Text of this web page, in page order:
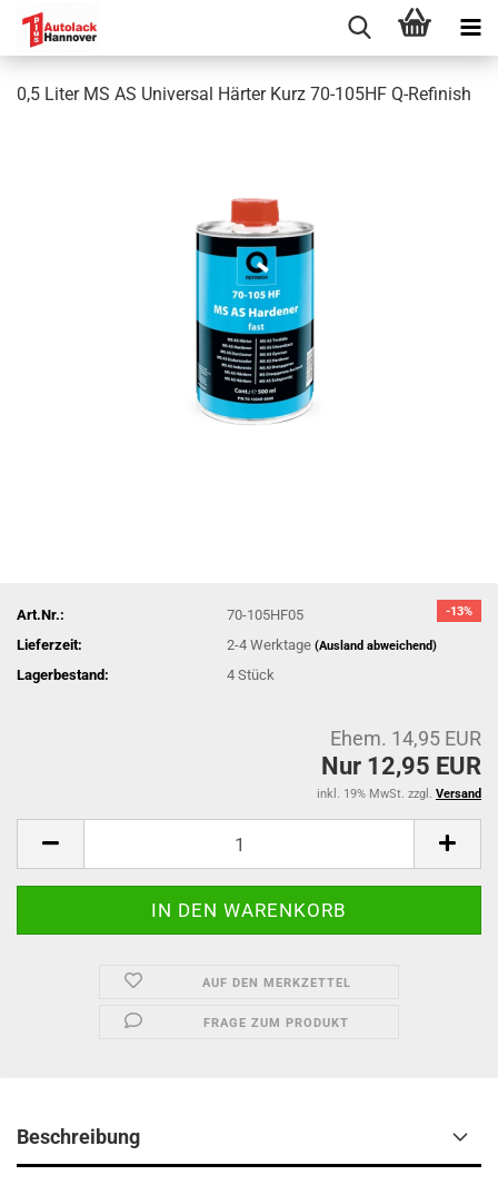
0,5 Liter MS AS Universal Härter Kurz 70-105HF Q-Refinish
-13%
Art.Nr.:
70-105HF05
Lieferzeit:
2-4 Werktage(Ausland abweichend)
Lagerbestand: 4Stück
Ehem. 14,95 EUR
Nur 12,95 EUR
inkl. 19% MwSt. zzgl. Versand
AUF DEN MERKZETTEL
FRAGE ZUM PRODUKT
Beschreibung